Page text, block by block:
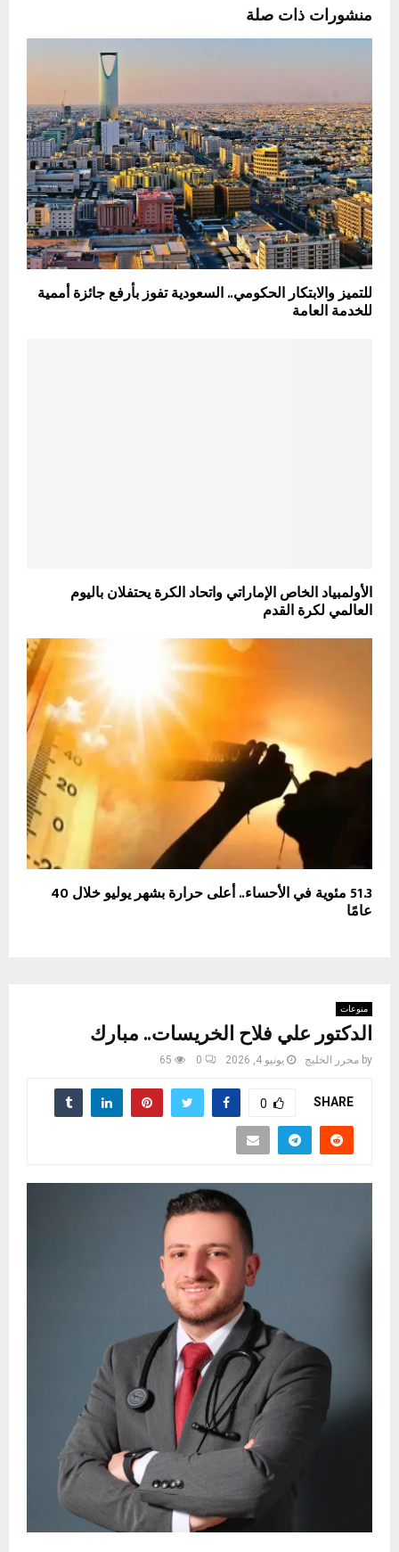
منشورات ذات صلة
للتميز والابتكار الحكومي.. السعودية تفوز بأرفع جائزة أممية
للخدمة العامة
الأولمبياد الخاص الإماراتي واتحاد الكرة يحتفلان باليوم
العالمي لكرة القدم
51.3 مئوية في الأحساء.. أعلى حرارة بشهر يوليو خلال 40
عامًا
منوعات
الدكتور علي فلاح الخريسات.. مبارك
by محرر الخليج يونيو 4, 2026 0
65
SHARE
0